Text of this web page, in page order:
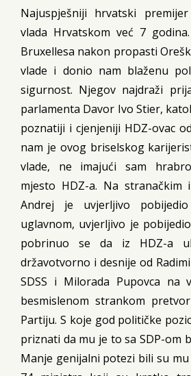
Najuspješniji hrvatski
vlada Hrvatskom već 7
Bruxellesa nakon propasti
vlade i donio nam blaženu
sigurnost. Njegov najdraži
parlamenta Davor Ivo Stier,
poznatiji i cjenjeniji HDZ-ovac
nam je ovog briselskog
vlade, ne imajući sam
mjesto HDZ-a. Na stranačkim
Andrej je uvjerljivo pobijedio
uglavnom, uvjerljivo je
pobrinuo se da iz HDZ-a
državotvorno i desnije od
SDSS i Milorada Pupovca na
besmislenom strankom
Partiju. S koje god političke
priznati da mu je to sa SDP-om
Manje genijalni potezi bili su